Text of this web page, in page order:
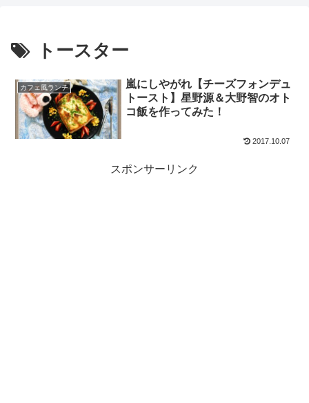
トースター
カフェ風ランチ
嵐にしやがれ【チーズフォンデュ
トースト】星野源＆大野智のオト
コ飯を作ってみた！
2017.10.07
スポンサーリンク